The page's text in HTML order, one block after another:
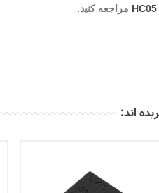
مراجعه کنید.
اند: